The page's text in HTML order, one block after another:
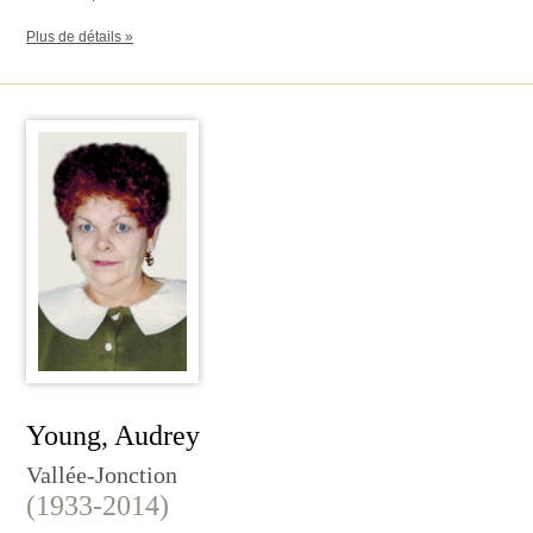
Plus de détails »
Young, Audrey
Vallée-Jonction
(1933-2014)